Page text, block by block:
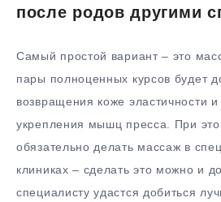
после родов другими
Самый простой вариант – это
пары полноценных курсов будет
возвращения коже эластичности
укрепления мышц пресса. При
обязательно делать массаж в
клиниках – сделать это можно и
специалисту удастся добиться